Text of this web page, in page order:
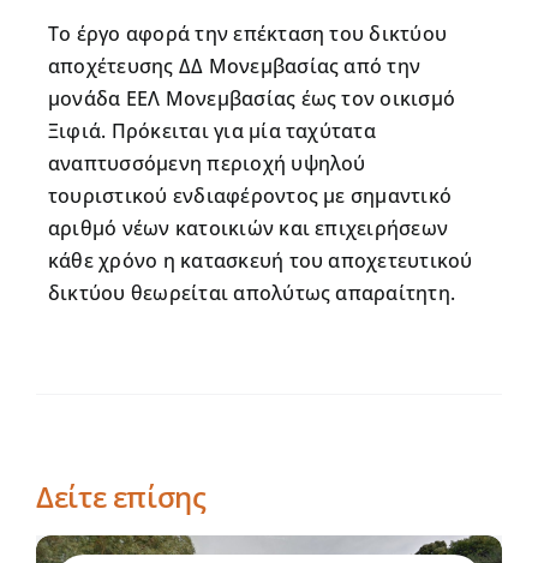
Το έργο αφορά την επέκταση του δικτύου
αποχέτευσης ΔΔ Μονεμβασίας από την
μονάδα ΕΕΛ Μονεμβασίας έως τον οικισμό
Ξιφιά. Πρόκειται για μία ταχύτατα
αναπτυσσόμενη περιοχή υψηλού
τουριστικού ενδιαφέροντος με σημαντικό
αριθμό νέων κατοικιών και επιχειρήσεων
κάθε χρόνο η κατασκευή του αποχετευτικού
δικτύου θεωρείται απολύτως απαραίτητη.
Δείτε επίσης